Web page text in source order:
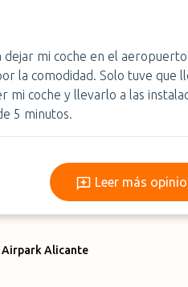
dejar mi coche en el
la comodidad. Solo tuve que
mi coche y llevarlo a las
5 minutos.
Leer
Leer más
Airpark Alicante